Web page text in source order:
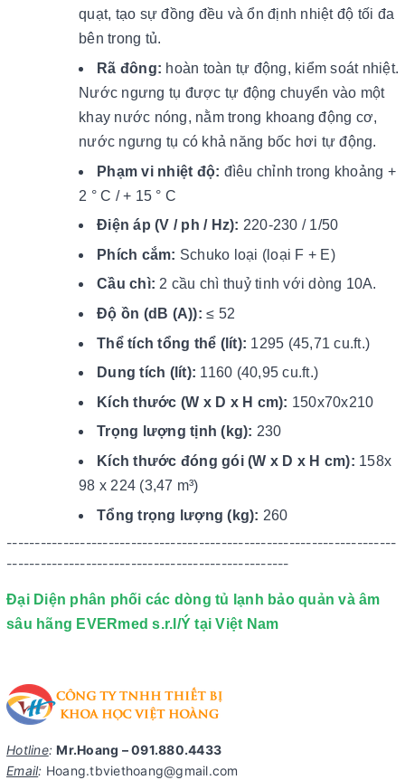
quạt, tạo sự đồng đều và ổn định nhiệt độ tối đa
bên trong tủ.
Rã đông: hoàn toàn tự động, kiểm soát nhiệt.
Nước ngưng tụ được tự động chuyển vào một
khay nước nóng, nằm trong khoang động cơ,
nước ngưng tụ có khả năng bốc hơi tự động.
Phạm vi nhiệt độ: đìêu chỉnh trong khoảng +
2 ° C / + 15 ° C
Điện áp (V / ph / Hz): 220-230 / 1/50
Phích cắm: Schuko loại (loại F + E)
Cầu chì: 2 cầu chì thuỷ tinh với dòng 10A.
Độ ồn (dB (A)): ≤ 52
Thể tích tổng thể (lít): 1295 (45,71 cu.ft.)
Dung tích (lít): 1160 (40,95 cu.ft.)
Kích thước (W x D x H cm): 150x70x210
Trọng lượng tịnh (kg): 230
Kích thước đóng gói (W x D x H cm): 158x
98 x 224 (3,47 m³)
Tổng trọng lượng (kg): 260
---------------------------------------------------------------------
--------------------------------------------------
Đại Diện phân phối các dòng tủ lạnh bảo quản và âm
sâu hãng EVERmed s.r.l/Ý tại Việt Nam
Hotline: Mr.Hoang – 091.880.4433
Email: Hoang.tbviethoang@gmail.com